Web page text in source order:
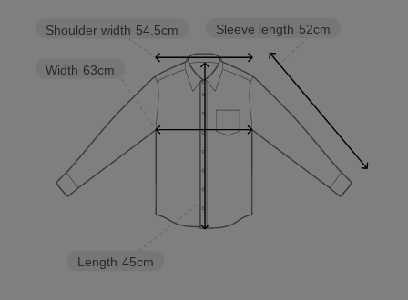
Sleeve length 52cm
Length 45cm
Width 63cm
Shoulder width 54.5cm